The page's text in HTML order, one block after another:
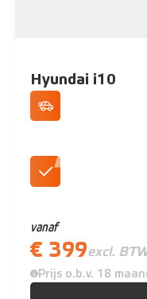
Hyundai i10
vanaf
€ 399excl.
Prijs o.b.v. 18